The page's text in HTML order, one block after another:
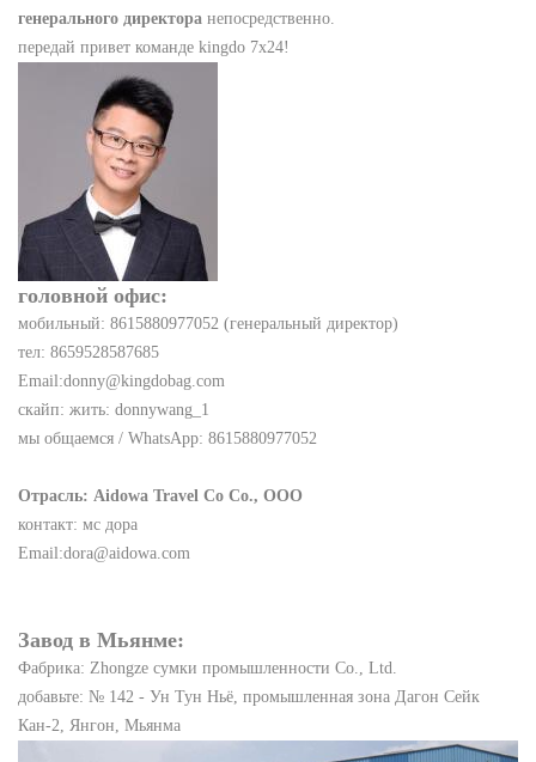
генерального директора непосредственно.
передай привет команде kingdo 7x24!
головной офис:
мобильный: 8615880977052 (генеральный директор)
тел: 8659528587685
Email:donny@kingdobag.com
скайп: жить: donnywang_1
мы общаемся / WhatsApp: 8615880977052
Отрасль: Aidowa Travel Co Co., ООО
контакт: мс дора
Email:dora@aidowa.com
Завод в Мьянме:
Фабрика: Zhongze сумки промышленности Co., Ltd.
добавьте: № 142 - Ун Тун Ньё, промышленная зона Дагон Сейк
Кан-2, Янгон, Мьянма